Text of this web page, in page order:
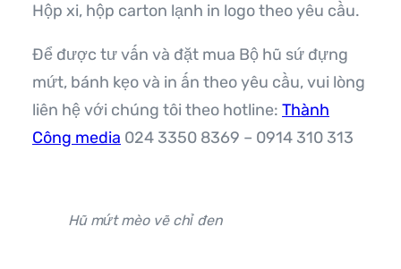
Hộp xi, hộp carton lạnh in logo theo yêu cầu.
Để được tư vấn và đặt mua Bộ hũ sứ đựng
mứt, bánh kẹo và in ấn theo yêu cầu, vui lòng
liên hệ với chúng tôi theo hotline: Thành
Công media 024 3350 8369 – 0914 310 313
Hũ mứt mèo vẽ chỉ đen